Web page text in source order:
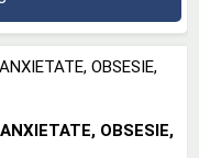
OBSESIE,